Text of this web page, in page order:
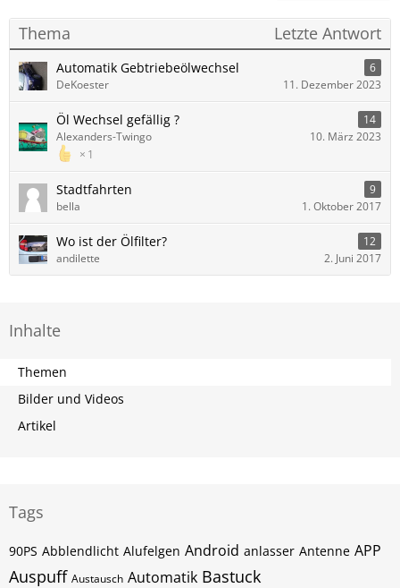
Thema Letzte Antwort
Automatik Gebtriebeölwechsel
6
DeKoester
11. Dezember 2023
Öl Wechsel gefällig ? 14
1
Alexanders-Twingo 10. März 2023
Stadtfahrten
9
bella
1. Oktober 2017
Wo ist der Ölfilter?
12
andilette
2. Juni 2017
Inhalte
Themen
Bilder und Videos
Artikel
Tags
90PS Abblendlicht Alufelgen Android anlasser Antenne APP
Auspuff Austausch Automatik Bastuck